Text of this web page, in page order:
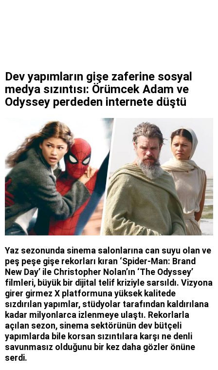
Dev yapımların gişe zaferine sosyal
medya sızıntısı: Örümcek Adam ve
Odyssey perdeden internete düştü
Yaz sezonunda sinema salonlarına can suyu olan ve
peş peşe gişe rekorları kıran ‘Spider-Man: Brand
New Day’ ile Christopher Nolan’ın ‘The Odyssey’
filmleri, büyük bir dijital telif kriziyle sarsıldı. Vizyona
girer girmez X platformuna yüksek kalitede
sızdırılan yapımlar, stüdyolar tarafından kaldırılana
kadar milyonlarca izlenmeye ulaştı. Rekorlarla
açılan sezon, sinema sektörünün dev bütçeli
yapımlarda bile korsan sızıntılara karşı ne denli
savunmasız olduğunu bir kez daha gözler önüne
serdi.